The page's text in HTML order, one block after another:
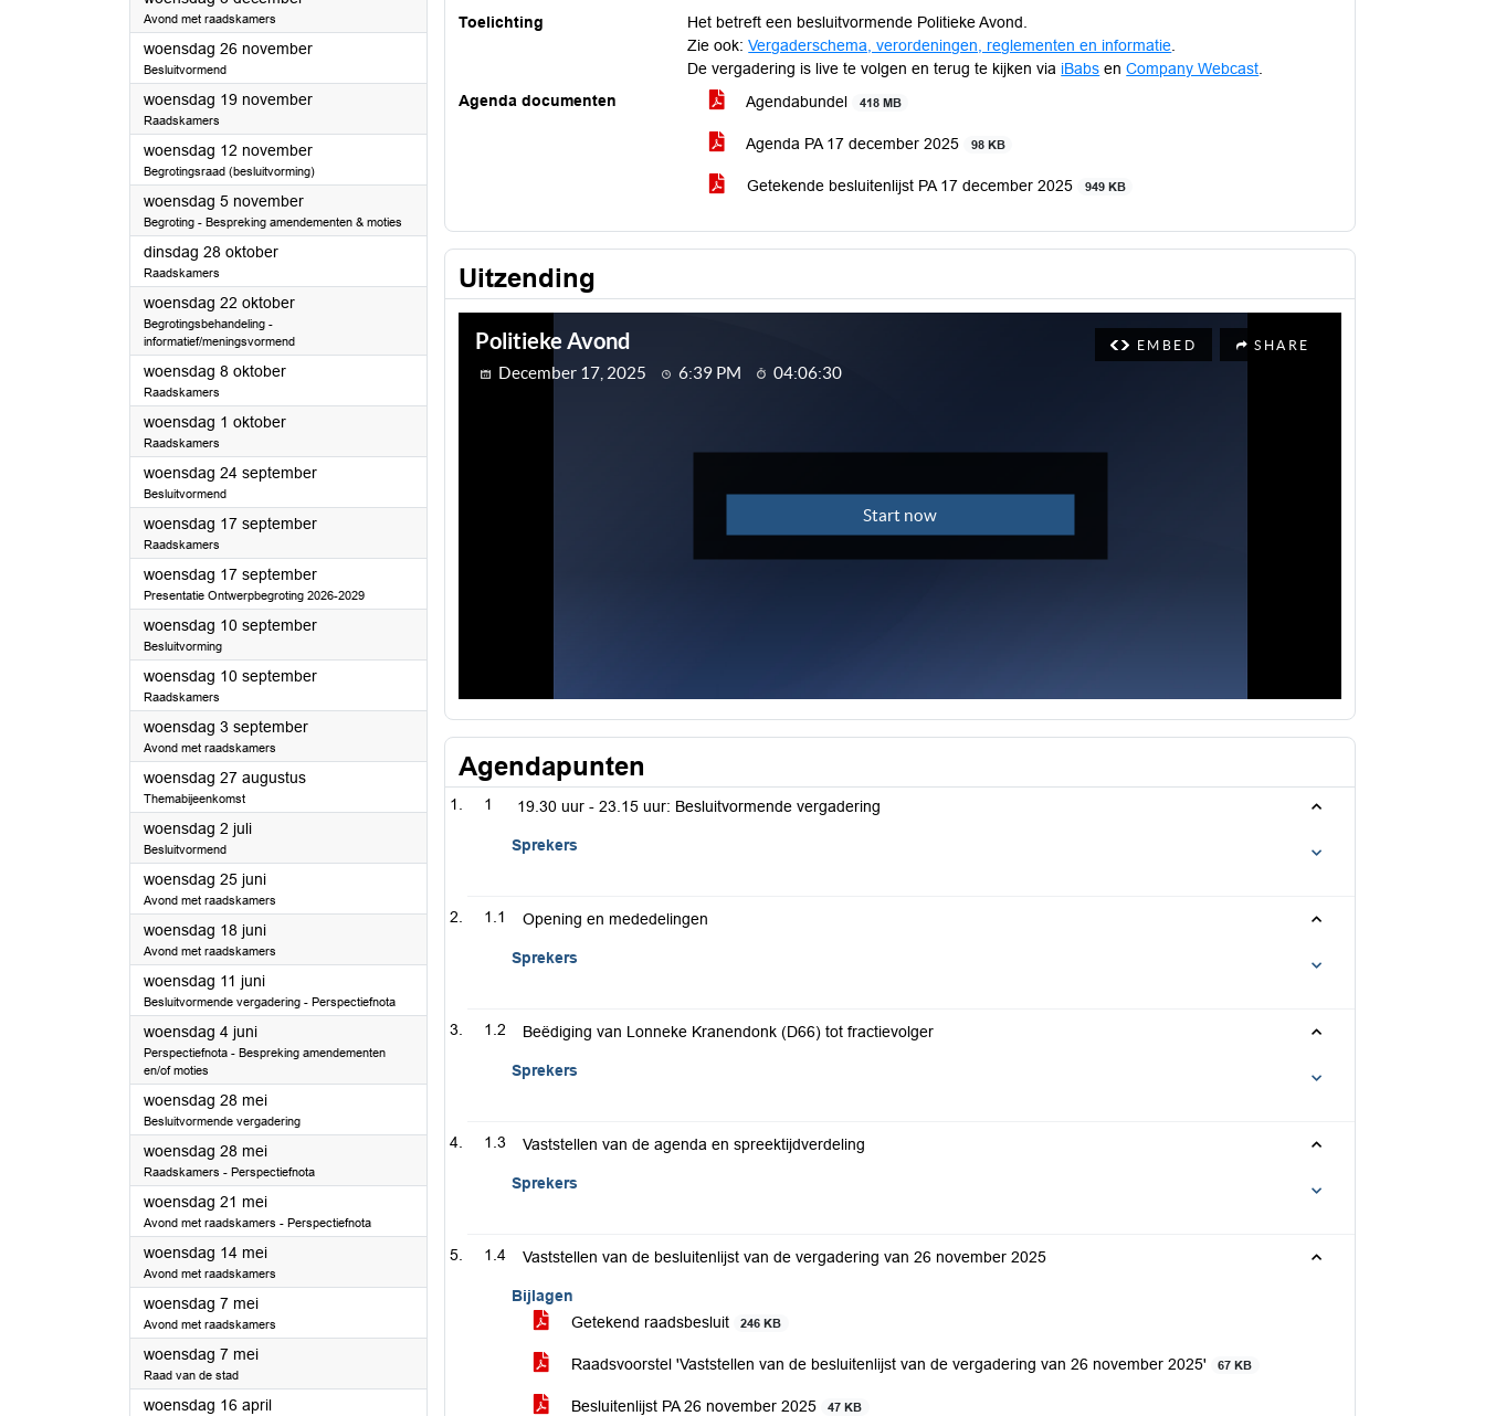
Avond met raadskamers
woensdag 26 november2025
Besluitvormend
woensdag 19 november2025
Raadskamers
woensdag 12 november2025
Begrotingsraad (besluitvorming)
woensdag 5 november2025
Begroting - Bespreking amendementen & moties
dinsdag 28 oktober2025
Raadskamers
woensdag 22 oktober2025
Begrotingsbehandeling -
informatief/meningsvormend
woensdag 8 oktober2025
Raadskamers
woensdag 1 oktober2025
Raadskamers
woensdag 24 september2025
Besluitvormend
woensdag 17 september2025
Raadskamers
woensdag 17 september2025
Presentatie Ontwerpbegroting 2026-2029
woensdag 10 september2025
Besluitvorming
woensdag 10 september2025
Raadskamers
woensdag 3 september2025
Avond met raadskamers
woensdag 27 augustus2025
Themabijeenkomst
woensdag 2 juli2025
Besluitvormend
woensdag 25 juni2025
Avond met raadskamers
woensdag 18 juni2025
Avond met raadskamers
woensdag 11 juni2025
Besluitvormende vergadering - Perspectiefnota
woensdag 4 juni2025
Perspectiefnota - Bespreking amendementen
en/of moties
woensdag 28 mei2025
Besluitvormende vergadering
woensdag 28 mei2025
Raadskamers - Perspectiefnota
woensdag 21 mei2025
Avond met raadskamers - Perspectiefnota
woensdag 14 mei2025
Avond met raadskamers
woensdag 7 mei2025
Avond met raadskamers
woensdag 7 mei2025
Raad van de stad
woensdag 16 april2025
Toelichting
Het betreft een besluitvormende Politieke Avond.
Zie ook:Vergaderschema, verordeningen, reglementen en informatie
De vergadering is live te volgen en terug te kijken via iBabs enCompany Webcast
Agenda documenten
Agendabundel 418 MB
Agenda PA 17 december 2025 98 KB
Getekende besluitenlijst PA 17 december 2025 949 KB
Uitzending
Agendapunten
1 19.30 uur - 23.15 uur: Besluitvormende vergadering
Sprekers
1.1 Opening en mededelingen
Sprekers
1.2 Beëdiging van Lonneke Kranendonk (D66) tot fractievolger
Sprekers
1.3 Vaststellen van de agenda en spreektijdverdeling
Sprekers
1.4 Vaststellen van de besluitenlijst van de vergadering van 26 november 2025
Bijlagen
Getekend raadsbesluit
246 KB
Raadsvoorstel 'Vaststellen van de besluitenlijst van de vergadering van 26 november 2025' 67 KB
Besluitenlijst PA 26 november 2025 47 KB